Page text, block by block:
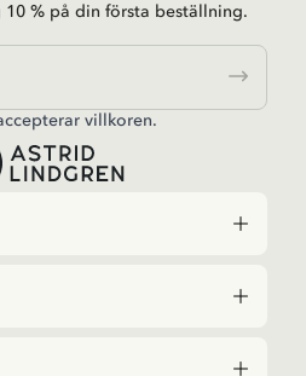
för godnattsagor, nyheter,